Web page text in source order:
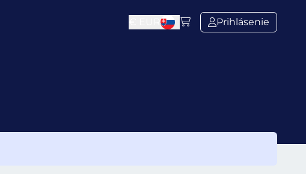
Prihlásenie